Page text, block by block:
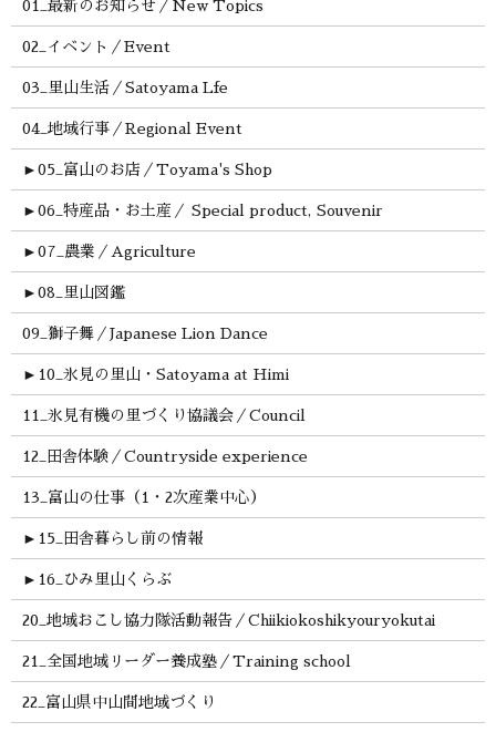
01_最新のお知らせ／New Topics
02_イベント／Event
03_里山生活／Satoyama Lfe
04_地域行事／Regional Event
► 05_富山のお店／Toyama's Shop
► 06_特産品・お土産／ Special product, Souvenir
► 07_農業／Agriculture
► 08_里山図鑑
09_獅子舞／Japanese Lion Dance
► 10_氷見の里山・Satoyama at Himi
11_氷見有機の里づくり協議会／Council
12_田舎体験／Countryside experience
13_富山の仕事（1・2次産業中心）
► 15_田舎暮らし前の情報
► 16_ひみ里山くらぶ
20_地域おこし協力隊活動報告／Chiikiokoshikyouryokutai
21_全国地域リーダー養成塾／Training school
22_富山県中山間地域づくり